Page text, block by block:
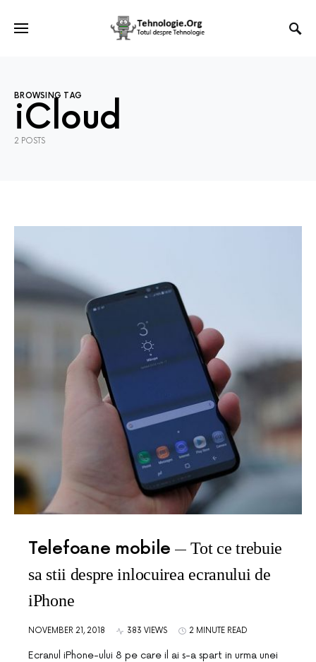
BROWSING TAG
iCloud
2 POSTS
Telefoane mobile
Tot ce trebuie
sa stii despre inlocuirea ecranului de
iPhone
NOVEMBER 21, 2018 383 VIEWS 2 MINUTE READ
Ecranul iPhone-ului 8 pe care il ai s-a spart in urma unei